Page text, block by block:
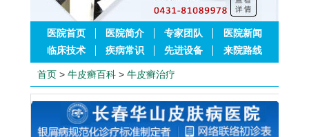
医院首页 医院简介 专家团队
医院新闻
临床技术
疾病常识 先进设备 来院路线
首页 > 牛皮癣百科 > 牛皮癣治疗